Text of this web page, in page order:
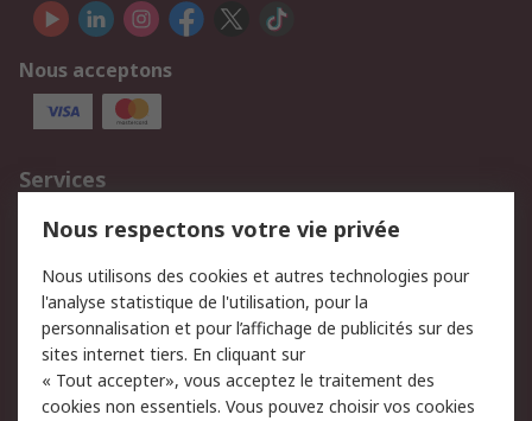
Nous acceptons
Services
750.000 produits
2.500 marques
Retours
Support technique
Track & trace
Legal
Nous respectons votre vie privée
Nous utilisons des cookies et autres technologies pour
l'analyse statistique de l'utilisation, pour la
personnalisation et pour l’affichage de publicités sur des
sites internet tiers. En cliquant sur
« Tout accepter», vous acceptez le traitement des
cookies non essentiels. Vous pouvez choisir vos cookies